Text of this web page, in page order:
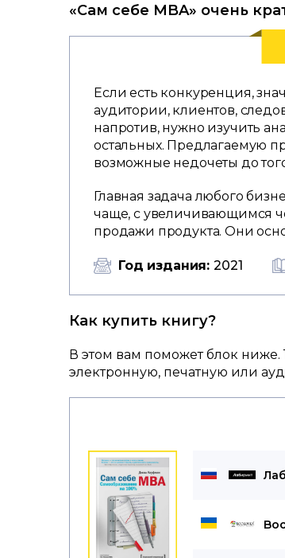
«Сам себе MBA» очень
Если есть конкуренция,
аудитории, клиентов,
напротив, нужно изучить
остальных. Предлагаемую
возможные недочеты до
Главная задача любого
чаще, с увеличивающимся
продажи продукта. Они
Год издания: 2021
Как купить книгу?
В этом вам поможет блок ниже.
электронную, печатную или